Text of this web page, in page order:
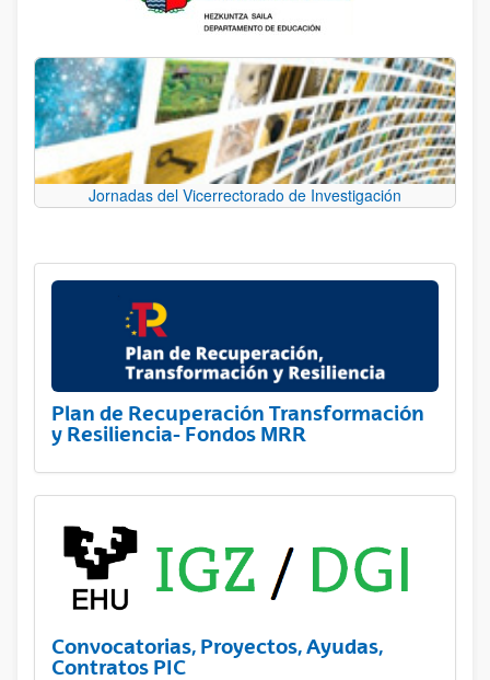
Jornadas del Vicerrectorado de Investigación
Plan de Recuperación Transformación
y Resiliencia- Fondos MRR
Convocatorias, Proyectos, Ayudas,
Contratos PIC